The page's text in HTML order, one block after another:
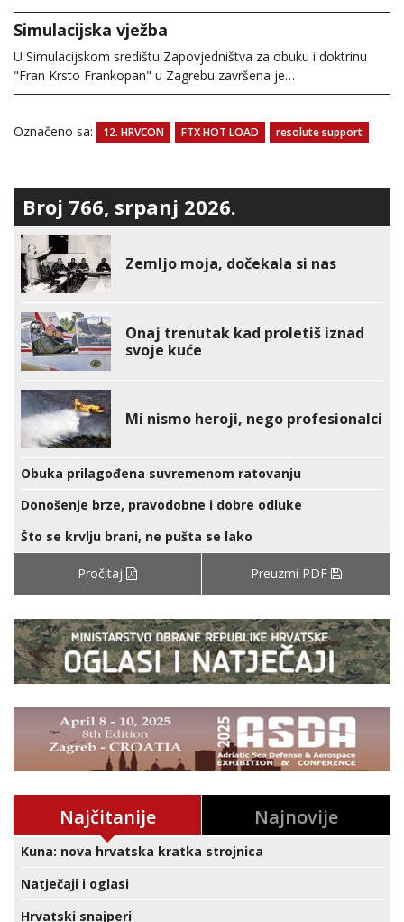
Simulacijska vježba
U Simulacijskom središtu Zapovjedništva za obuku i doktrinu
"Fran Krsto Frankopan" u Zagrebu završena je…
Označeno sa: 12. HRVCON FTX HOT LOAD resolute support
Broj 766, srpanj 2026.
Zemljo moja, dočekala si nas
Onaj trenutak kad proletiš iznad
svoje kuće
Mi nismo heroji, nego profesionalci
Obuka prilagođena suvremenom ratovanju
Donošenje brze, pravodobne i dobre odluke
Što se krvlju brani, ne pušta se lako
Pročitaj Preuzmi PDF
Najčitanije Najnovije
Kuna: nova hrvatska kratka strojnica
Natječaji i oglasi
Hrvatski snajperi